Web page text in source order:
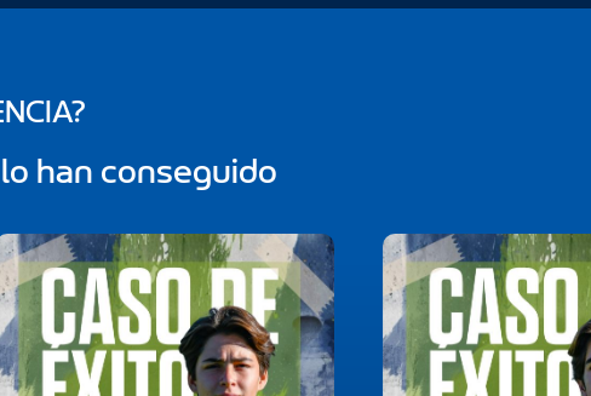
han conseguido